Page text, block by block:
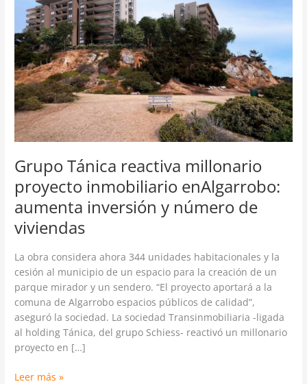
Grupo Tánica reactiva millonario
proyecto inmobiliario enAlgarrobo:
aumenta inversión y número de
viviendas
La obra considera ahora 344 unidades habitacionales y la
cesión al municipio de un espacio para la creación de un
parque mirador y un sendero. “El proyecto aportará a la
comuna de Algarrobo espacios públicos de calidad”,
aseguró la sociedad. La sociedad Transinmobiliaria -ligada
al holding Tánica, del grupo Schiess- reactivó un millonario
proyecto en […]
millonario
proyecto
inmobiliario
enAlgarrobo:
aumenta
inversión
y
número
de
viviendas
Leer más »